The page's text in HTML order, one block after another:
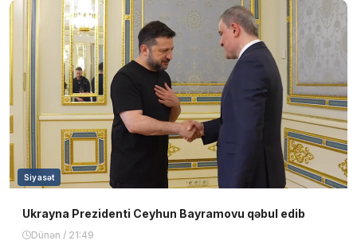
Siyasət
Ukrayna Prezidenti Ceyhun Bayramovu qəbul edib
Dünən / 21:49